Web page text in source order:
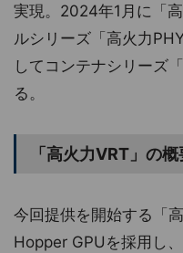
実現。2024年1月に「
ルシリーズ「高火力
してコンテナシリーズ
る。
「高火力VRT」の概
今回提供を開始する「
Hopper GPUを採用し